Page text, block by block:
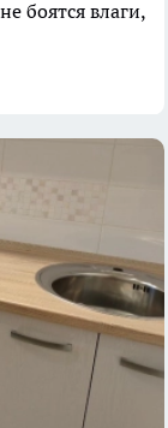
боятся влаги,